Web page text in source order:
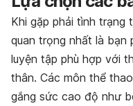
Khi gặp phải tình
quan trọng nhất là bạn
luyện tập phù hợp với
thân. Các môn thể
gắng sức cao độ như